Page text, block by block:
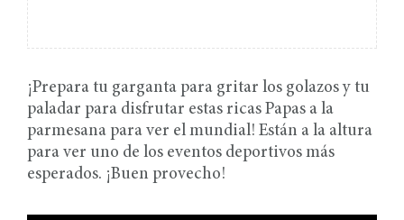
¡Prepara tu garganta para gritar los golazos y tu
paladar para disfrutar estas ricas Papas a la
parmesana para ver el mundial! Están a la altura
para ver uno de los eventos deportivos más
esperados. ¡Buen provecho!